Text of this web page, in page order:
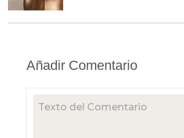
Añadir Comentario